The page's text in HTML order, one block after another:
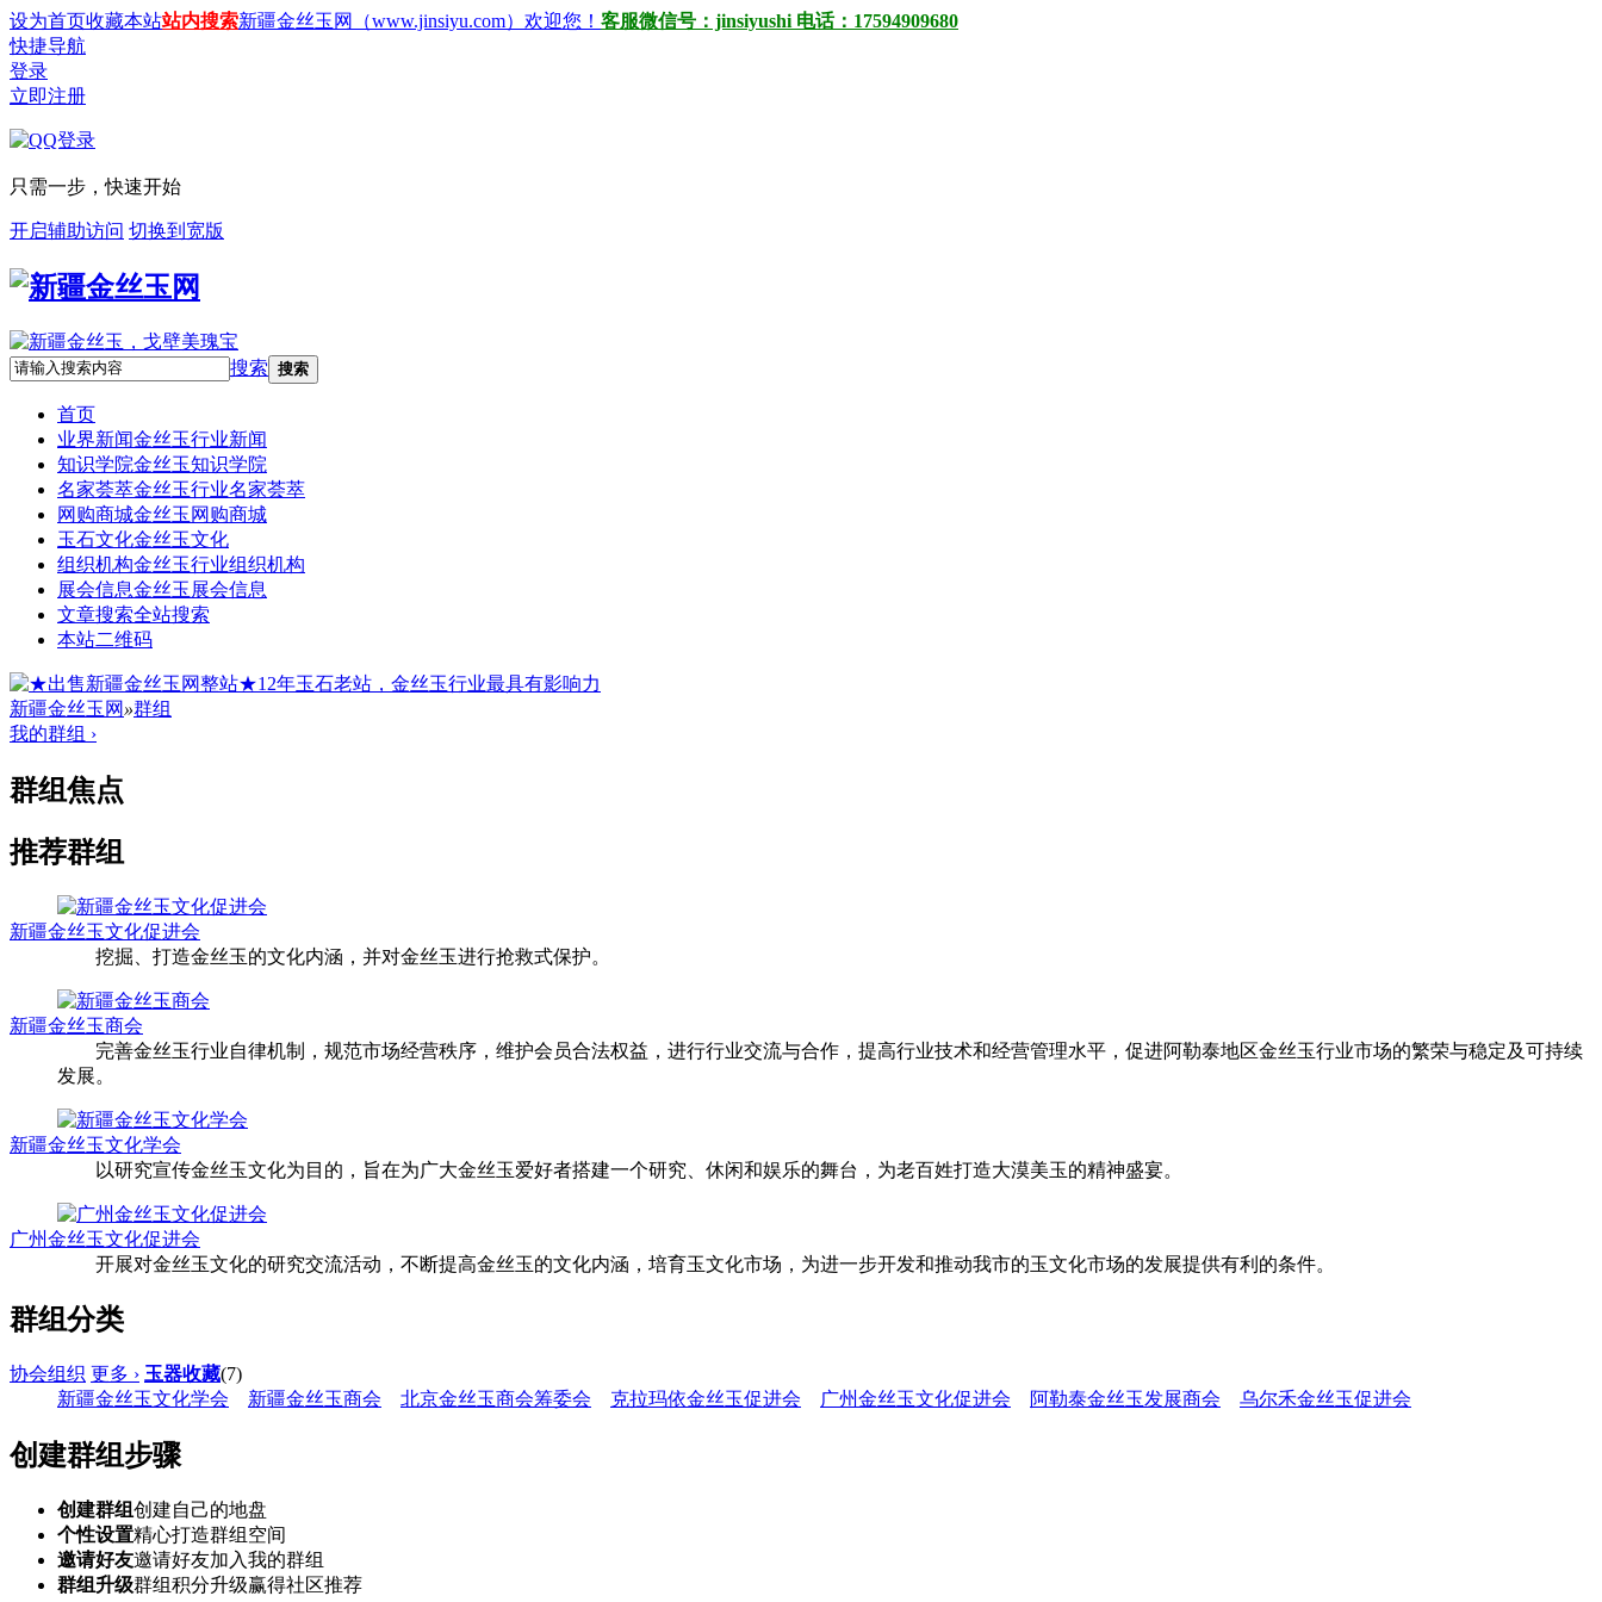
设为首页收藏本站站内搜索新疆金丝玉网（www.jinsiyu.com）欢迎您！ 客服微信号：jinsiyushi 电话：17594909680
快捷导航
登录
立即注册
只需一步，快速开始
开启辅助访问 切换到宽版
搜索 搜索
首页
业界新闻金丝玉行业新闻
知识学院金丝玉知识学院
名家荟萃金丝玉行业名家荟萃
网购商城金丝玉网购商城
玉石文化金丝玉文化
组织机构金丝玉行业组织机构
展会信息金丝玉展会信息
文章搜索全站搜索
本站二维码
新疆金丝玉网 »群组
我的群组 ›
群组焦点
推荐群组
新疆金丝玉文化促进会
挖掘、打造金丝玉的文化内涵，并对金丝玉进行抢救式保护。
新疆金丝玉商会
完善金丝玉行业自律机制，规范市场经营秩序，维护会员合法权益，进行行业交流与合作，提高行业技术和经营管理水平，促进阿勒泰地区金丝玉行业市场的繁荣与稳定及可持续
发展。
新疆金丝玉文化学会
以研究宣传金丝玉文化为目的，旨在为广大金丝玉爱好者搭建一个研究、休闲和娱乐的舞台，为老百姓打造大漠美玉的精神盛宴。
广州金丝玉文化促进会
开展对金丝玉文化的研究交流活动，不断提高金丝玉的文化内涵，培育玉文化市场，为进一步开发和推动我市的玉文化市场的发展提供有利的条件。
群组分类
协会组织 更多 › 玉器收藏(7)
新疆金丝玉文化学会
新疆金丝玉商会 北京金丝玉商会筹委会 克拉玛依金丝玉促进会 广州金丝玉文化促进会 阿勒泰金丝玉发展商会 乌尔禾金丝玉促进会
创建群组步骤
创建群组创建自己的地盘
个性设置精心打造群组空间
邀请好友邀请好友加入我的群组
群组升级群组积分升级赢得社区推荐